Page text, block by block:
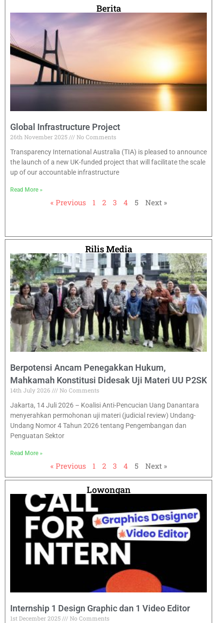
Berita
Global Infrastructure Project
26th November 2025
No Comments
Transparency International Australia (TIA) is pleased to announce
the launch of a new UK-funded project that will facilitate the scale
up of our accountable infrastructure
Read More »
« Previous 1 2 3 4 5 Next »
Rilis Media
Berpotensi Ancam Penegakkan Hukum,
Mahkamah Konstitusi Didesak Uji Materi UU P2SK
14th July 2026
No Comments
Jakarta, 14 Juli 2026 – Koalisi Anti-Pencucian Uang Danantara
menyerahkan permohonan uji materi (judicial review) Undang-
Undang Nomor 4 Tahun 2026 tentang Pengembangan dan
Penguatan Sektor
Read More »
« Previous 1 2 3 4 5 Next »
Lowongan
Internship 1 Design Graphic dan 1 Video Editor
1st December 2025
No Comments